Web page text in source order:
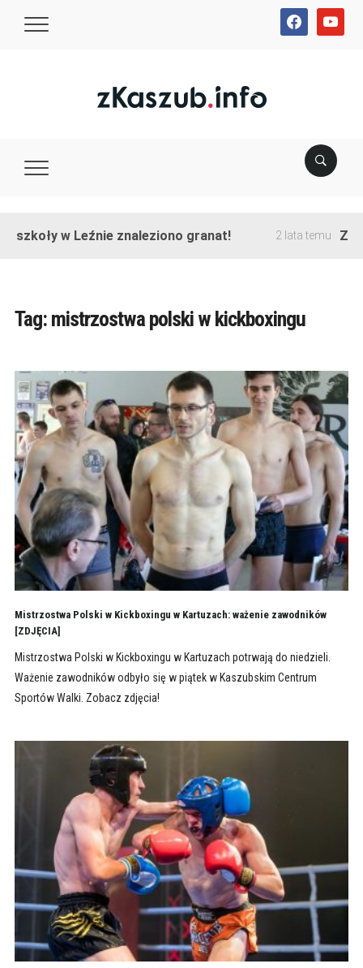
facebookyoutube
szkoły w Leźnie znaleziono granat! 2 lata temu
Tag: mistrzostwa polski w kickboxingu
Mistrzostwa Polski w Kickboxingu w Kartuzach: ważenie zawodników
[ZDJĘCIA]
Mistrzostwa Polski w Kickboxingu w Kartuzach potrwają do niedzieli.
Ważenie zawodników odbyło się w piątek w Kaszubskim Centrum
Sportów Walki. Zobacz zdjęcia!